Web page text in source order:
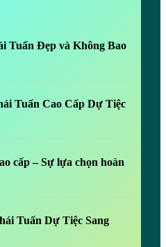
Tuấn Đẹp và Không Bao
Tuấn Cao Cấp Dự Tiệc
cấp – Sự lựa chọn hoàn
Tuấn Dự Tiệc Sang